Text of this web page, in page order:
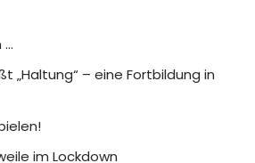
…
„Haltung“ – eine Fortbildung in
im Lockdown